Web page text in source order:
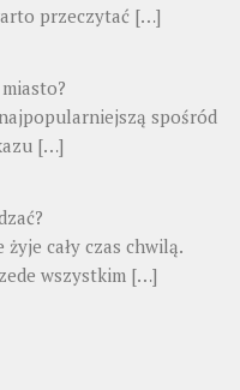
przeczytać […]
spośród
[…]
żyje cały czas chwilą.
wszystkim […]